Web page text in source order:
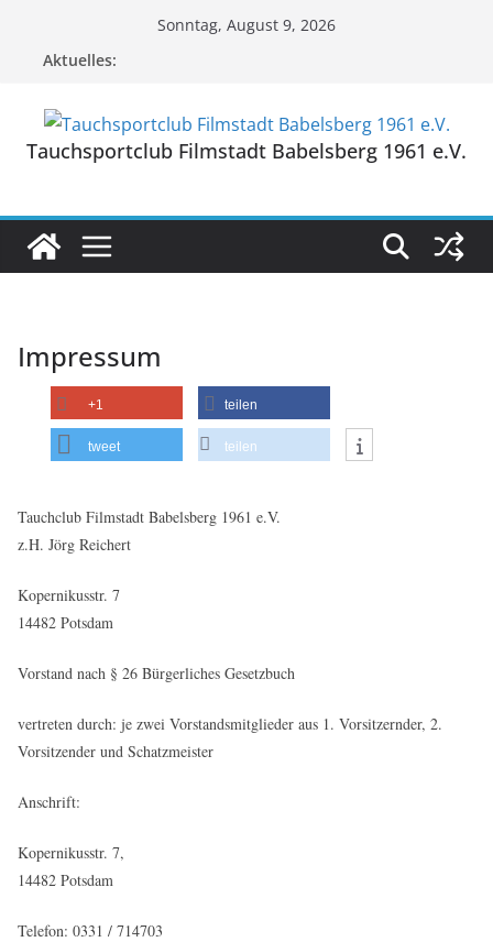
Sonntag, August 9, 2026
Aktuelles:
Tauchsportclub Filmstadt Babelsberg 1961 e.V.
Impressum
+1 teilen
tweet teilen
Tauchclub Filmstadt Babelsberg 1961 e.V.
z.H. Jörg Reichert
Kopernikusstr. 7
14482 Potsdam
Vorstand nach § 26 Bürgerliches Gesetzbuch
vertreten durch: je zwei Vorstandsmitglieder aus 1. Vorsitzernder, 2.
Vorsitzender und Schatzmeister
Anschrift:
Kopernikusstr. 7,
14482 Potsdam
Telefon: 0331 / 714703